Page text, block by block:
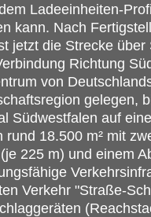
Ladeeinheiten-
kann. Nach
jetzt die Strecke über
Richtung
von
gelegen,
Südwestfalen auf
rund 18.500 m² mit
225 m) und einem
Verkehr "Straße-